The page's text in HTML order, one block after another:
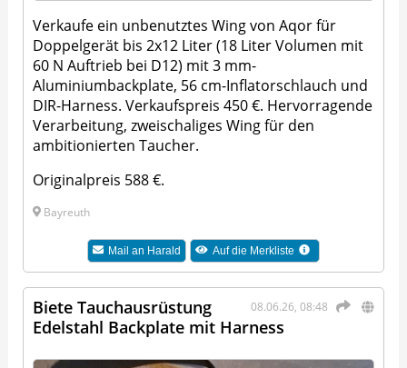
Verkaufe ein unbenutztes Wing von Aqor für
Doppelgerät bis 2x12 Liter (18 Liter Volumen mit
60 N Auftrieb bei D12) mit 3 mm-
Aluminiumbackplate, 56 cm-Inflatorschlauch und
DIR-Harness. Verkaufspreis 450 €. Hervorragende
Verarbeitung, zweischaliges Wing für den
ambitionierten Taucher.
Originalpreis 588 €.
Bayreuth
Mail an Harald Auf die Merkliste
08.06.26, 08:48
Biete Tauchausrüstung
Edelstahl Backplate mit Harness